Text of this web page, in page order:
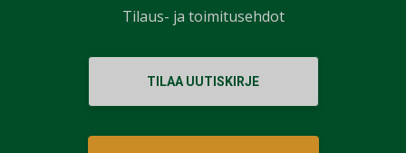
TILAA UUTISKIRJE
Tilaus- ja toimitusehdot